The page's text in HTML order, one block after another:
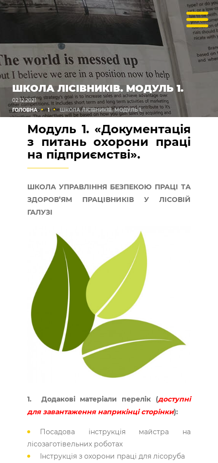
ШКОЛА ЛІСІВНИКІВ. МОДУЛЬ 1.
02.12.2021
ГОЛОВНА
1 ШКОЛА ЛІСІВНИКІВ. МОДУЛЬ 1.
Модуль 1. «Документація
з питань охорони праці
на підприємстві».
ШКОЛА УПРАВЛІННЯ БЕЗПЕКОЮ ПРАЦІ ТА
ЗДОРОВ’ЯМ ПРАЦІВНИКІВ У ЛІСОВІЙ
ГАЛУЗІ
1. Додакові матеріали перелік (доступні
для завантаження наприкінці сторінки):
Посадова інструкція майстра на
лісозаготівельних роботах
Інструкція з охорони праці для лісоруба